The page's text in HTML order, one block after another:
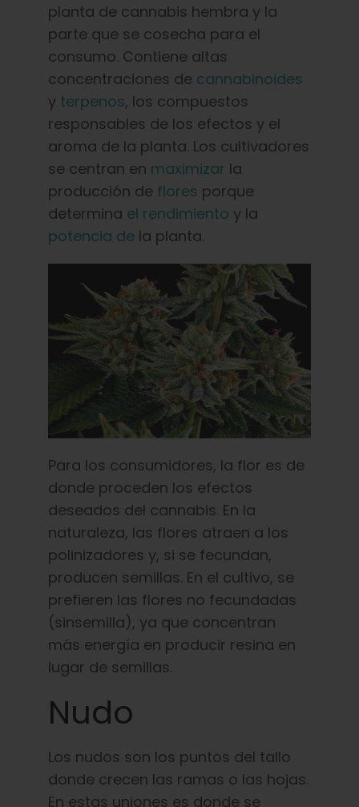
planta de cannabis hembra y la
parte que se cosecha para el
consumo. Contiene altas
concentraciones de cannabinoides
y terpenos, los compuestos
responsables de los efectos y el
aroma de la planta. Los cultivadores
se centran en maximizar la
producción de flores porque
determina el rendimiento y la
potencia de la planta.
Para los consumidores, la flor es de
donde proceden los efectos
deseados del cannabis. En la
naturaleza, las flores atraen a los
polinizadores y, si se fecundan,
producen semillas. En el cultivo, se
prefieren las flores no fecundadas
(sinsemilla), ya que concentran
más energía en producir resina en
lugar de semillas.
Nudo
Los nudos son los puntos del tallo
donde crecen las ramas o las hojas.
En estas uniones es donde se